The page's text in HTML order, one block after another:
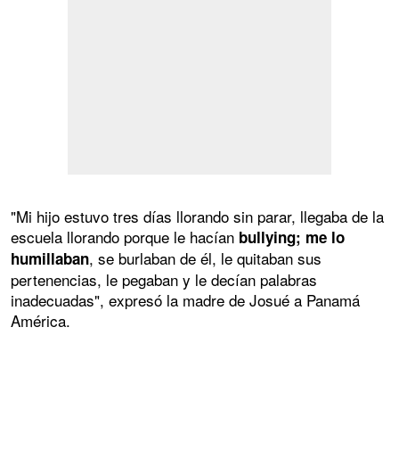
"Mi hijo estuvo tres días llorando sin parar, llegaba de la
escuela llorando porque le hacían bullying; me lo
humillaban, se burlaban de él, le quitaban sus
pertenencias, le pegaban y le decían palabras
inadecuadas", expresó la madre de Josué a Panamá
América.